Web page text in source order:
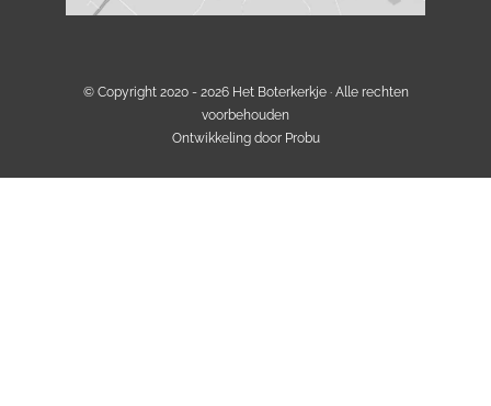
© Copyright 2020 - 2026 Het Boterkerkje· Alle rechten
voorbehouden
Ontwikkeling door Probu